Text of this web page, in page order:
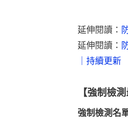
延伸閱讀：
延伸閱讀：
｜持續更新
【強制檢
強制檢測名